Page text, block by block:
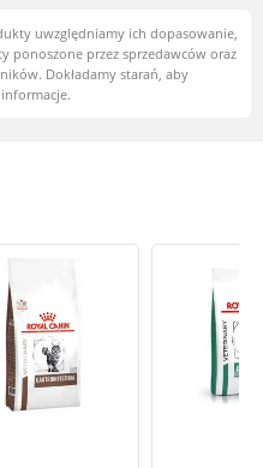
uwzględniamy ich dopasowanie,
ponoszone przez sprzedawców oraz
Dokładamy starań, aby